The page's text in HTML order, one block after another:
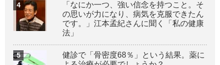
「なにか一つ、強い信念を持つこと。そ
の思いが力になり、病気を克服できたん
です。」江本孟紀さんに聞く「私の健康
法」
健診で「骨密度68％」という結果。薬に